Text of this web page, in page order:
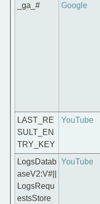
_ga_# Google
LAST_RE
SULT_EN
TRY_KEY
YouTube
LogsDatab
aseV2:V#||
LogsRequ
estsStore
YouTube